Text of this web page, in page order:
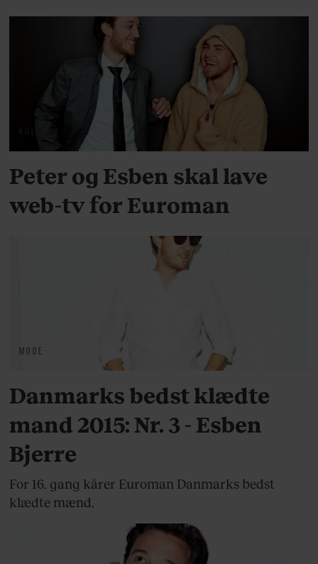
Peter og Esben skal lave
web-tv for Euroman
MODE
Danmarks bedst klædte
mand 2015: Nr. 3 - Esben
Bjerre
For 16. gang kårer Euroman Danmarks bedst
klædte mænd.